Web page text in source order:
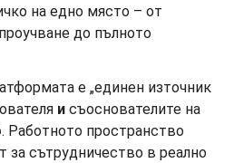
на едно място – от
до пълното
е „единен източник
и съоснователите на
. Работното пространство
сътрудничество в реално